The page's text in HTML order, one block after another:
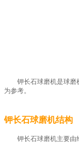
钾长石球磨机是球磨
为参考。
钾长石球磨机结构
钾长石球磨机主要由